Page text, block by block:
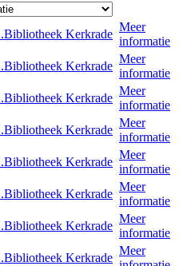
Kerkrade
Meer
informatie
Kerkrade
Meer
informatie
Kerkrade
Meer
informatie
Kerkrade
Meer
informatie
Kerkrade
Meer
informatie
Kerkrade
Meer
informatie
Kerkrade
Meer
informatie
Kerkrade
Meer